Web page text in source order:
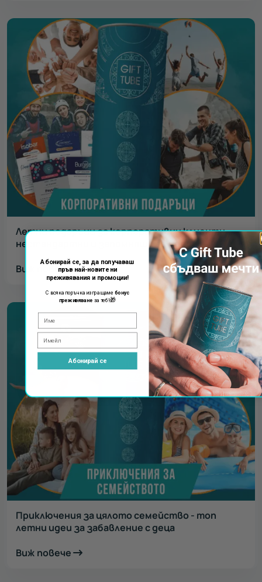
Летни подаръци за корпоративни клиенти -
нестандартни и запомнящи се идеи
Виж повече
Приключения за цялото семейство - топ
летни идеи за забавление с деца
Виж повече
Абонирай се, за да получаваш
пръв най-новите ни
преживявания и промоции!
С всяка поръчка изпращаме бонус
преживяване за теб!🎁
Абонирай се